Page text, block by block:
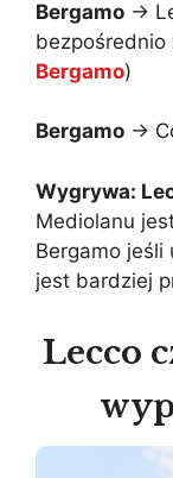
Bergamo →
bezpośrednio
Bergamo)
Bergamo →
Wygrywa:
Mediolanu
Bergamo jeśli
jest bardziej
Lecco